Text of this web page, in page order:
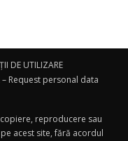
DE UTILIZARE
– Request personal data
reproducere sau
acest site, fără acordul